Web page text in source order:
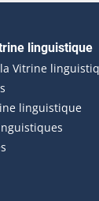
principale
linguistique
Vitrine
linguistique